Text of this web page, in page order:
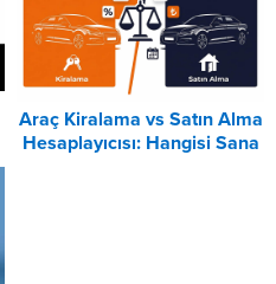
Araç Kiralama vs Satın Alma
Hesaplayıcısı: Hangisi Sana